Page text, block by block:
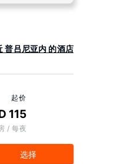
普吕尼亚内 的酒店
起价
115
/ 每夜
选择